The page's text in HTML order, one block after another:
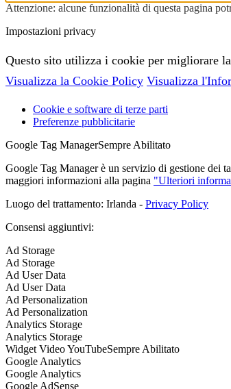
Attenzione: alcune funzionalità di questa pagina
Impostazioni privacy
Questo sito utilizza i cookie per migliorare
Visualizza la Cookie Policy Visualizza
Cookie e software di terze parti
Preferenze pubblicitarie
Google Tag ManagerSempre Abilitato
Google Tag Manager è un servizio di gestione dei
maggiori informazioni alla pagina "Ulteriori
Luogo del trattamento: Irlanda - Privacy Policy
Consensi aggiuntivi:
Ad Storage
Ad Storage
Ad User Data
Ad User Data
Ad Personalization
Ad Personalization
Analytics Storage
Analytics Storage
Widget Video YouTubeSempre Abilitato
Google Analytics
Google Analytics
Google AdSense